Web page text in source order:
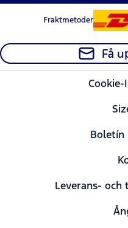
Fraktmetoder
Få
Leverans-